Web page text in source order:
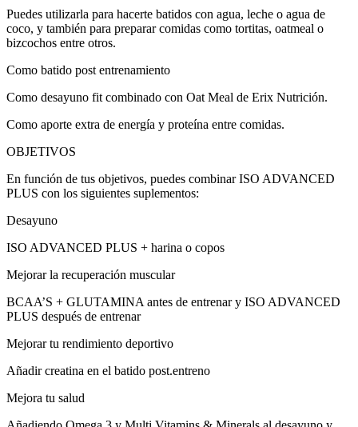
Puedes utilizarla para hacerte batidos con agua, leche o agua de
coco, y también para preparar comidas como tortitas, oatmeal o
bizcochos entre otros.
Como batido post entrenamiento
Como desayuno fit combinado con Oat Meal de Erix Nutrición.
Como aporte extra de energía y proteína entre comidas.
OBJETIVOS
En función de tus objetivos, puedes combinar ISO ADVANCED
PLUS con los siguientes suplementos:
Desayuno
ISO ADVANCED PLUS + harina o copos
Mejorar la recuperación muscular
BCAA’S + GLUTAMINA antes de entrenar y ISO ADVANCED
PLUS después de entrenar
Mejorar tu rendimiento deportivo
Añadir creatina en el batido post.entreno
Mejora tu salud